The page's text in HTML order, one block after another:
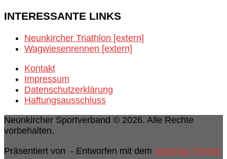
INTERESSANTE LINKS
Neunkircher Triathlon [extern]
Wagwiesenrennen [extern]
Kontakt
Impressum
Datenschutzerklärung
Haftungsausschluss
Neunkircher Sportverband © 2026. Alle Rechte
vorbehalten.
Präsentiert von - Entworfen mit dem Hueman-Theme